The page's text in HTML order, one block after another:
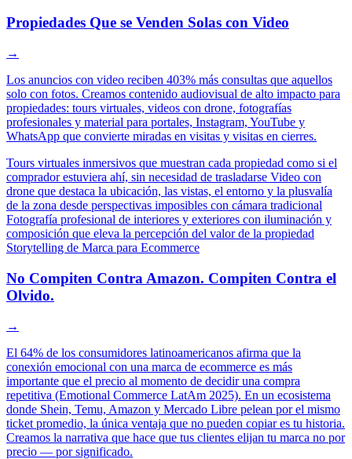
Propiedades Que se Venden Solas con Video
→
Los anuncios con video reciben 403% más consultas que aquellos
solo con fotos. Creamos contenido audiovisual de alto impacto para
propiedades: tours virtuales, videos con drone, fotografías
profesionales y material para portales, Instagram, YouTube y
WhatsApp que convierte miradas en visitas y visitas en cierres.
Tours virtuales inmersivos que muestran cada propiedad como si el
comprador estuviera ahí, sin necesidad de trasladarse Video con
drone que destaca la ubicación, las vistas, el entorno y la plusvalía
de la zona desde perspectivas imposibles con cámara tradicional
Fotografía profesional de interiores y exteriores con iluminación y
composición que eleva la percepción del valor de la propiedad
Storytelling de Marca para Ecommerce
No Compiten Contra Amazon. Compiten Contra el
Olvido.
→
El 64% de los consumidores latinoamericanos afirma que la
conexión emocional con una marca de ecommerce es más
importante que el precio al momento de decidir una compra
repetitiva (Emotional Commerce LatAm 2025). En un ecosistema
donde Shein, Temu, Amazon y Mercado Libre pelean por el mismo
ticket promedio, la única ventaja que no pueden copiar es tu historia.
Creamos la narrativa que hace que tus clientes elijan tu marca no por
precio — por significado.